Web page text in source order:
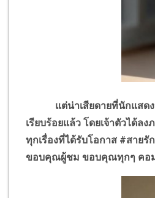
แต่น่าเสียดายที่นักแสดงหนุ่
เรียบร้อยแล้ว โดยเจ้าตัวได้ล
ทุกเรื่องที่ได้รับโอกาส #สา
ขอบคุณผู้ชม ขอบคุณทุกๆ คอ